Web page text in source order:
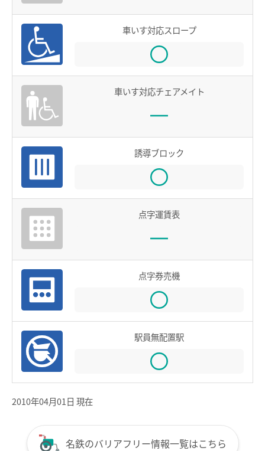
manacaを購入する
manaca定期券を購入する
manaca取扱窓口
鉄道・バスで使う
鉄道での使い方
鉄道の運賃計算
きっぷを購入する
特殊な改札口のご利用方法
バスで使う
バスでの使い方
バスの運賃計算
鉄道・バス共通情報
おトクな乗継割引
manacaマイレージポイント
manacaの安心機能
車いす対応スロープ
車いす対応チェアメイト
誘導ブロック
点字運賃表
点字券売機
駅員無配置駅
2010年04月01日 現在
名鉄のバリアフリー情報一覧はこちら